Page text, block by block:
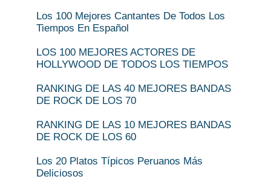
Los 100 Mejores Cantantes De Todos Los
Tiempos En Español
LOS 100 MEJORES ACTORES DE
HOLLYWOOD DE TODOS LOS TIEMPOS
RANKING DE LAS 40 MEJORES BANDAS
DE ROCK DE LOS 70
RANKING DE LAS 10 MEJORES BANDAS
DE ROCK DE LOS 60
Los 20 Platos Típicos Peruanos Más
Deliciosos